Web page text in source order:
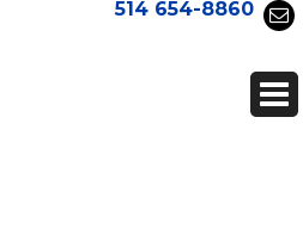
514 654-8860